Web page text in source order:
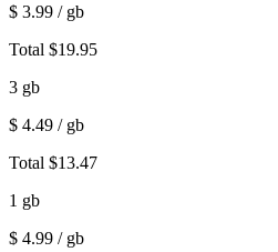
$ 3.99 / gb
Total $19.95
3 gb
$ 4.49 / gb
Total $13.47
1 gb
$ 4.99 / gb